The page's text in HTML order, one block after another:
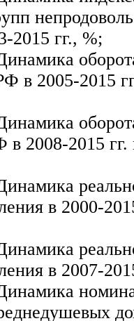
2015 гг., %;
в 2005-2015
2008-2015 гг.
в 2000-
в 2007-